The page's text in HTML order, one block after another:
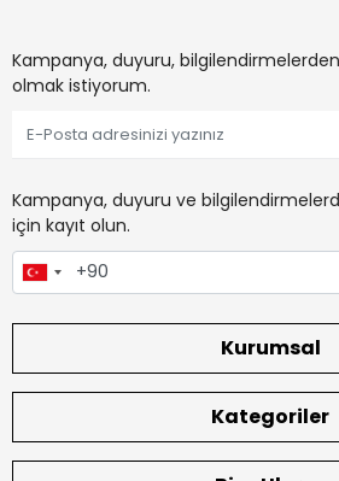
Kampanya, duyuru,
olmak istiyorum.
Kampanya, duyuru ve
için kayıt olun.
Kurumsal
Kategoriler